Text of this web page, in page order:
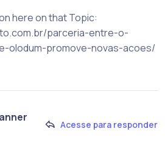
here on that Topic:
parceria-entre-o-
olodum-promove-novas-acoes/
Acesse para responder